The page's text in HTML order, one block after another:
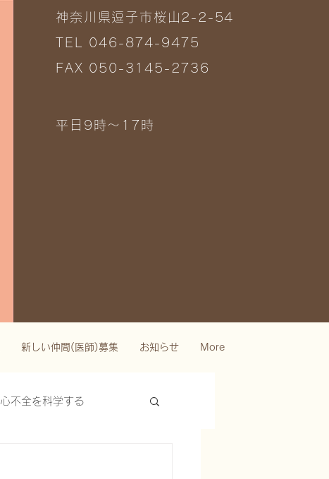
神奈川県逗子市桜山2-2-54
TEL 046-874-9475
FAX 050-3145-2736
平日9時～17時
新しい仲間(医師)募集 お知らせ More
心不全を科学する